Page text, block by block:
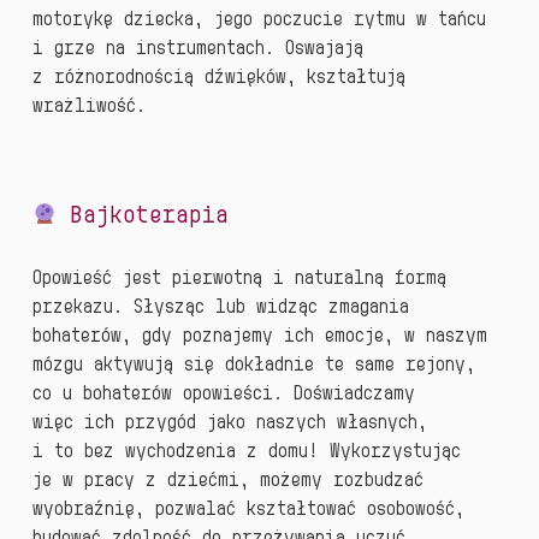
motorykę dziecka, jego poczucie rytmu w tańcu
i grze na instrumentach. Oswajają
z różnorodnością dźwięków, kształtują
wrażliwość.
Bajkoterapia
Opowieść jest pierwotną i naturalną formą
przekazu. Słysząc lub widząc zmagania
bohaterów, gdy poznajemy ich emocje, w naszym
mózgu aktywują się dokładnie te same rejony,
co u bohaterów opowieści. Doświadczamy
więc ich przygód jako naszych własnych,
i to bez wychodzenia z domu! Wykorzystując
je w pracy z dziećmi, możemy rozbudzać
wyobraźnię, pozwalać kształtować osobowość,